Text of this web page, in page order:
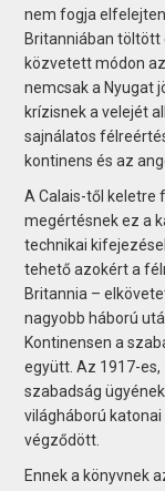
nem fogja
Britanniában töltött
közvetett módon
nemcsak a Nyugat
krízisnek a velejét
sajnálatos
kontinens és az
A Calais-től keletre
megértésnek ez a
technikai
tehető azokért a
Britannia –
nagyobb háború
Kontinensen a
együtt. Az 1917-es,
szabadság
világháború
végződött.
Ennek a könyvnek